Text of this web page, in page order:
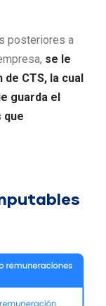
posteriores a
se le
CTS, la cual
guarda el
que